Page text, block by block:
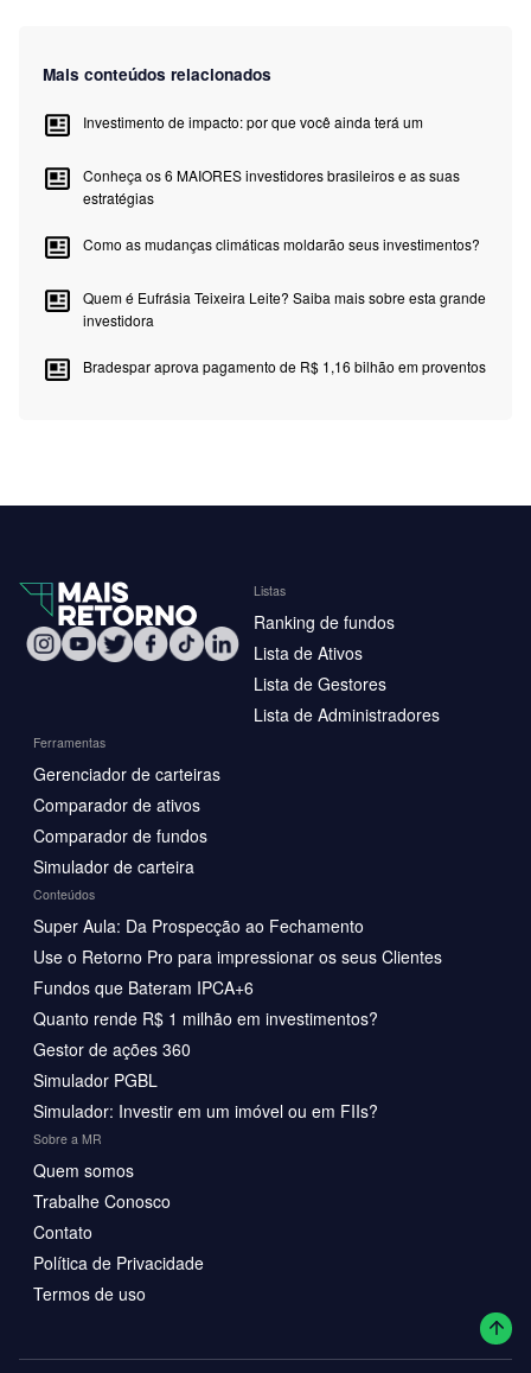
Mais conteúdos relacionados
Investimento de impacto: por que você ainda terá um
Conheça os 6 MAIORES investidores brasileiros e as suas
estratégias
Como as mudanças climáticas moldarão seus investimentos?
Quem é Eufrásia Teixeira Leite? Saiba mais sobre esta grande
investidora
Bradespar aprova pagamento de R$ 1,16 bilhão em proventos
Listas
Ranking de fundos
Lista de Ativos
Lista de Gestores
Lista de Administradores
Ferramentas
Gerenciador de carteiras
Comparador de ativos
Comparador de fundos
Simulador de carteira
Conteúdos
Super Aula: Da Prospecção ao Fechamento
Use o Retorno Pro para impressionar os seus Clientes
Fundos que Bateram IPCA+6
Quanto rende R$ 1 milhão em investimentos?
Gestor de ações 360
Simulador PGBL
Simulador: Investir em um imóvel ou em FIIs?
Sobre a MR
Quem somos
Trabalhe Conosco
Contato
Política de Privacidade
Termos de uso